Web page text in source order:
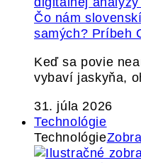
Čo nám
samých? Príbeh
Keď sa povie
vybaví jaskyňa,
31. júla 2026
Technológie
Technológie